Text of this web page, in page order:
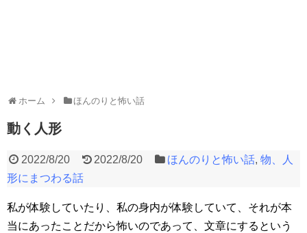
ホーム ほんのりと怖い話
動く人形
2022/8/20 2022/8/20 ほんのりと怖い話,物、人
形にまつわる話
私が体験していたり、私の身内が体験していて、それが本
当にあったことだから怖いのであって、文章にするという